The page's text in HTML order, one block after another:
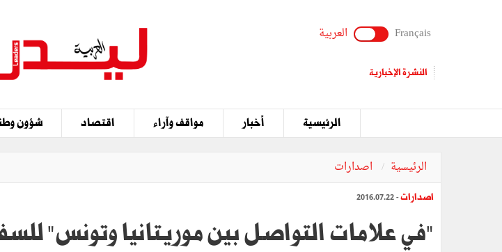
Français العربية
النشرة الإخبارية
الرئيسية أخبار مواقف وآراء اقتصاد شؤون
الرئيسية اصدارات
اصدارات- 2016.07.22
"في علامات التواصل بين موريتانيا وتونس"